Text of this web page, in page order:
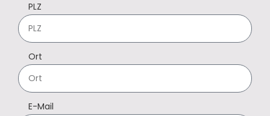
PLZ
Ort
E-Mail